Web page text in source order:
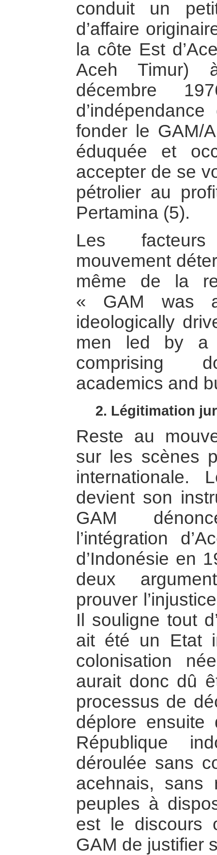
conduit un
d’affaire
la côte Est
Aceh Timur)
décembre
fonder le GAM/
éduquée et
accepter de se
pétrolier au
Pertamina (5).
Les
mouvement
même de la
« GAM was
ideologically
men led by a
comprising
academics and
2. Légitimation
Reste au
sur les scènes
internationale.
devient son
GAM
l’intégration
d’Indonésie en
deux
prouver
Il souligne tout
ait été un Etat
colonisation
aurait donc dû
processus de
déplore ensuite
République
déroulée sans
acehnais, sans
peuples à
est le discours
GAM de justifier